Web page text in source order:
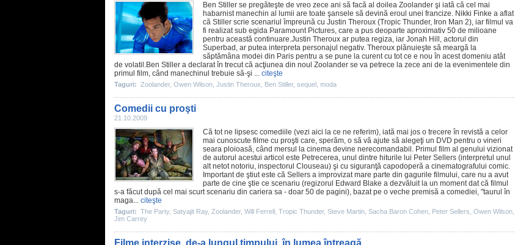
Ben Stiller se pregăteşte de vreo zece ani să facă al doilea Zoolander şi iată că cel mai
habarnist manechin al lumii are toate şansele să devină eroul unei francize. Nikki Finke a aflat
că Stiller scrie scenariul împreună cu Justin Theroux (Tropic Thunder, Iron Man 2), iar filmul va
fi realizat sub egida Paramount Pictures, care a pus deoparte aproximativ 50 de milioane
pentru această continuare.Justin Theroux ar putea regiza, iar Jonah Hill, actorul din
Superbad, ar putea interpreta personajul negativ. Theroux plănuieşte să meargă la
săptămâna modei din Paris pentru a se pune la curent cu tot ce e nou în acest domeniu atât
de volatil.Ben Stiller a declarat în trecut că acţiunea din noul Zoolander se va petrece la zece ani de la evenimentele din
primul film, când manechinul trebuie să-şi ... citeşte
Taguri: Zoolander, Owen Wilson Justin Theroux Ben Stiller, sequel moda
Comedii cu proşti
21.10.2009
Că tot ne lipsesc comediile (vezi aici la ce ne referim), iată mai jos o trecere în revistă a celor
mai cunoscute filme cu proşti care, sperăm, o să vă ajute să alegeţi un DVD pentru o vineri
seara ploioasă, când mersul la cinema devine nerecomandabil. Primul film al genului vizionat
de autorul acestui articol este Petrecerea, unul dintre hiturile lui Peter Sellers (interpretul unul
alt netot notoriu, inspectorul Clouseau) şi cu siguranţă capodoperă a cinematografului comic.
Important de ştiut este că Sellers a improvizat mare parte din gagurile filmului, care nu a avut
parte de cine ştie ce scenariu (regizorul Edward Blake a dezvăluit la un moment dat că filmul
s-a făcut după cel mai scurt scenariu din cariera sa - doar 50 de pagini), bazat pe o veche premisă a comediei, "taurul în
maga... citeşte
Taguri: The Party, Satyajit Ray, Zoolander, Will Ferrell Tropic Thunder, Steve Martin Sacha Baron Cohen Peter Sellers Owen Wilson
Jim Carrey
Filme interzise, de-a lungul timpului, în lumea întreagă